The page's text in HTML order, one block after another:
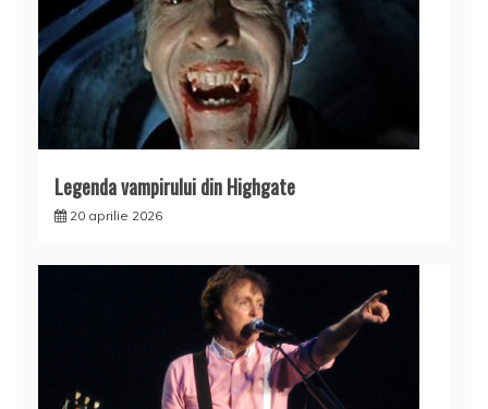
Legenda vampirului din Highgate
20 aprilie 2026